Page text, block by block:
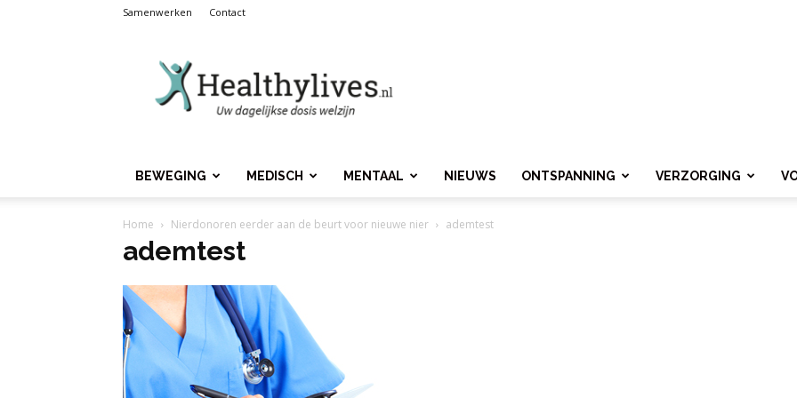
Samenwerken Contact
BEWEGING MEDISCH MENTAAL NIEUWS ONTSPANNING VERZORGING
Home Nierdonoren eerder aan de beurt voor nieuwe nier ademtest
ademtest